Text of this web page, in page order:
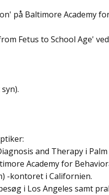
på Baltimore Academy
Fetus to School Age'
and Therapy i Palm
Academy for
-kontoret i Californien.
i Los Angeles samt